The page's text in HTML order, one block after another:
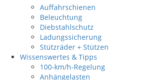
Auffahrschienen
Beleuchtung
Diebstahlschutz
Ladungssicherung
Stützräder + Stützen
Wissenswertes & Tipps
100-km/h-Regelung
Anhängelasten